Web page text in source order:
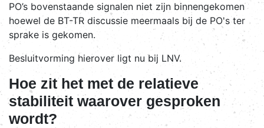
PO’s bovenstaande signalen niet zijn binnengekomen
hoewel de BT-TR discussie meermaals bij de PO's ter
sprake is gekomen.
Besluitvorming hierover ligt nu bij LNV.
Hoe zit het met de relatieve
stabiliteit waarover gesproken
wordt?